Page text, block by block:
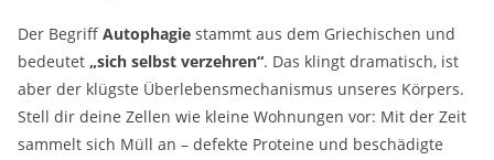
Der Begriff Autophagie stammt aus dem Griechischen und
bedeutet „sich selbst verzehren“. Das klingt dramatisch, ist
aber der klügste Überlebensmechanismus unseres Körpers.
Stell dir deine Zellen wie kleine Wohnungen vor: Mit der Zeit
sammelt sich Müll an – defekte Proteine und beschädigte